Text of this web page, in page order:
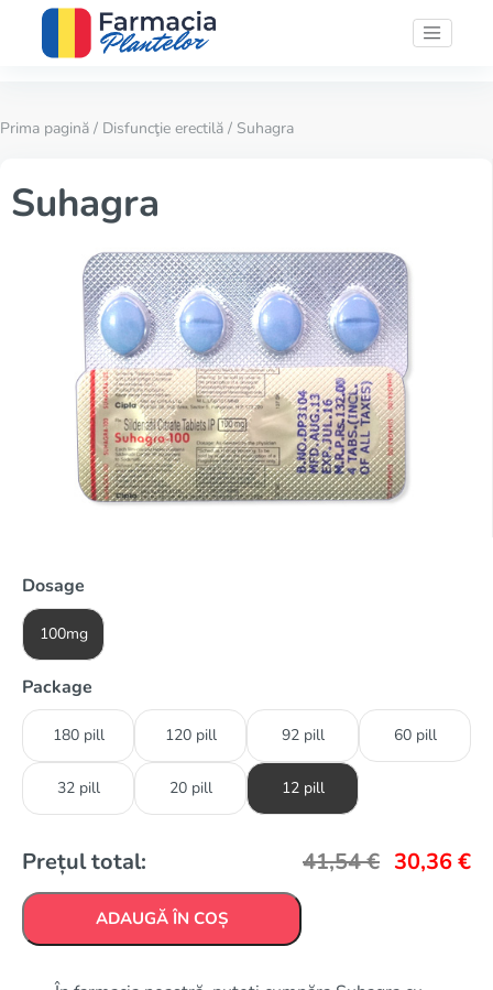
Prima pagină / Disfuncţie erectilă / Suhagra
Suhagra
Dosage
100mg
Package
180 pill 120 pill 92 pill 60 pill
32 pill 20 pill 12 pill
Prețul total: 41,54€ 30,36€
ADAUGĂ ÎN COȘ